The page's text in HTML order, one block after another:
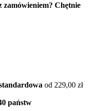
zamówieniem? Chętnie
od 229,00 zł
państw